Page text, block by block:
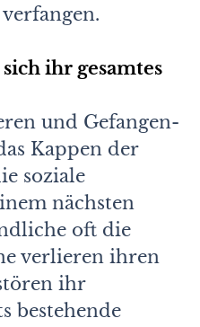
ihr gesamtes
und Gefangen-
Kappen der
soziale
nächsten
oft die
verlieren ihren
ihr
bestehende